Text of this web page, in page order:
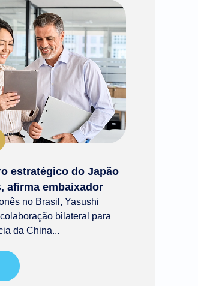
estratégico do Japão
afirma embaixador
no Brasil, Yasushi
bilateral para
da China...